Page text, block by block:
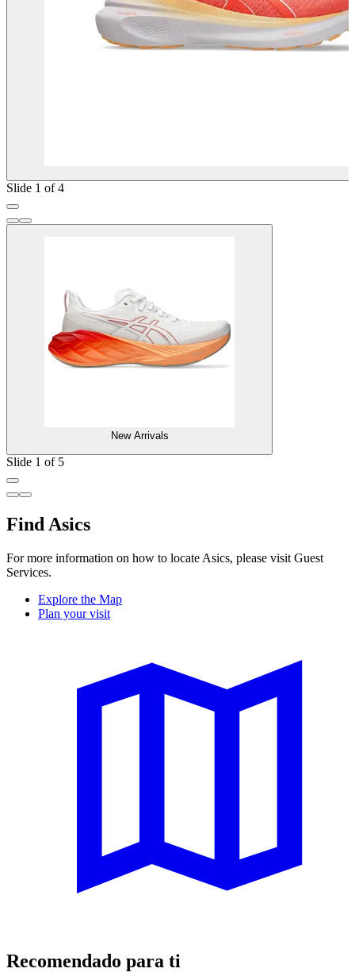
Slide 1 of 4
New Arrivals
Slide 1 of 5
Find Asics
For more information on how to locate Asics, please visit Guest
Services.
Explore the Map
Plan your visit
Recomendado para ti